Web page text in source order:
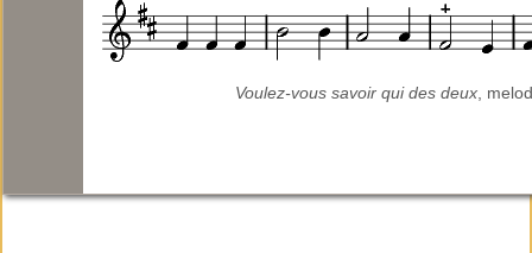
Voulez-vous savoir qui des deux,